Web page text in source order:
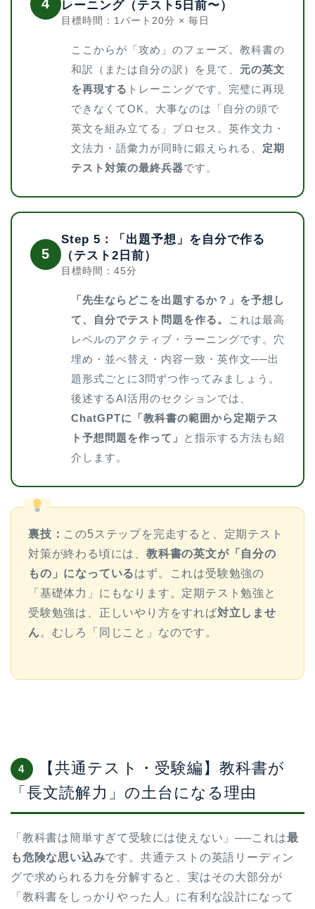
4 レーニング（テスト5日前〜）
目標時間：1パート20分 × 毎日
ここからが「攻め」のフェーズ。教科書の
和訳（または自分の訳）を見て、 元の英文
を再現する トレーニングです。完璧に再現
できなくてOK。大事なのは「自分の頭で
英文を組み立てる」プロセス。英作文力・
文法力・語彙力が同時に鍛えられる、 定期
テスト対策の最終兵器です。
5
Step 5：「出題予想」を自分で作る
（テスト2日前）
目標時間：45分
「先生ならどこを出題するか？」を予想し
て、自分でテスト問題を作る。
これは最高
レベルのアクティブ・ラーニングです。穴
埋め・並べ替え・内容一致・英作文──出
題形式ごとに3問ずつ作ってみましょう。
後述するAI活用のセクションでは、
ChatGPTに「教科書の範囲から定期テス
ト予想問題を作って」
と指示する方法も紹
介します。
裏技： この5ステップを完走すると、定期テスト
対策が終わる頃には、 教科書の英文が「自分の
もの」になっているはず。これは受験勉強の
「基礎体力」にもなります。定期テスト勉強と
受験勉強は、正しいやり方をすれば対立しませ
ん。むしろ「同じこと」なのです。
4
【共通テスト・受験編】教科書が
「長文読解力」の土台になる理由
「教科書は簡単すぎて受験には使えない」──これは最
も危険な思い込みです。共通テストの英語リーディン
グで求められる力を分解すると、実はその大部分が
「教科書をしっかりやった人」に有利な設計になって